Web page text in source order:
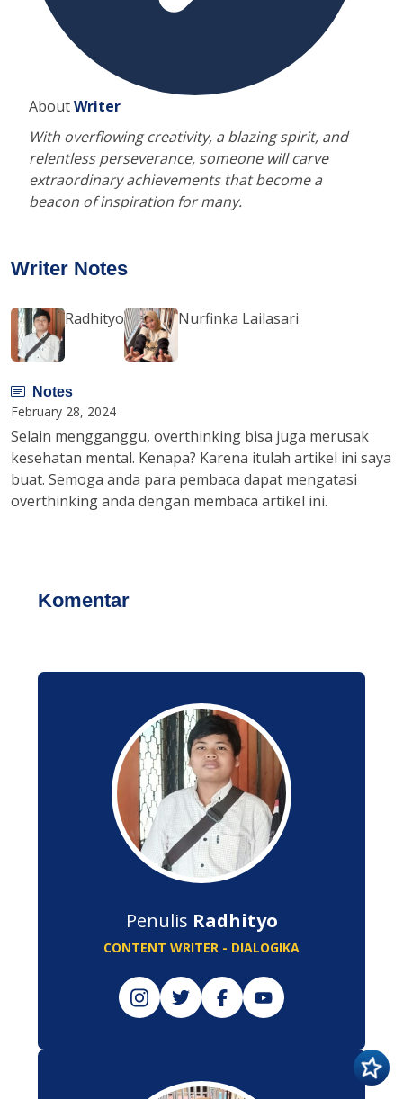
AboutWriter
With overflowing creativity, a blazing spirit, and
relentless perseverance, someone will carve
extraordinary achievements that become a
beacon of inspiration for many.
Writer Notes
Radhityo Nurfinka Lailasari
Notes
February 28, 2024
Selain mengganggu, overthinking bisa juga merusak
kesehatan mental. Kenapa? Karena itulah artikel ini saya
buat. Semoga anda para pembaca dapat mengatasi
overthinking anda dengan membaca artikel ini.
Komentar
Penulis Radhityo
CONTENT WRITER - DIALOGIKA